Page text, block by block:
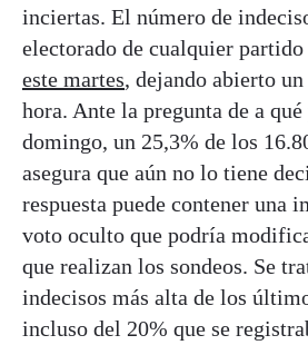
inciertas. El número de
electorado de cualquier partido
este martes, dejando abierto
hora. Ante la pregunta de a
domingo, un 25,3% de los
asegura que aún no lo tiene
respuesta puede contener una
voto oculto que podría
que realizan los sondeos. Se
indecisos más alta de los
incluso del 20% que se